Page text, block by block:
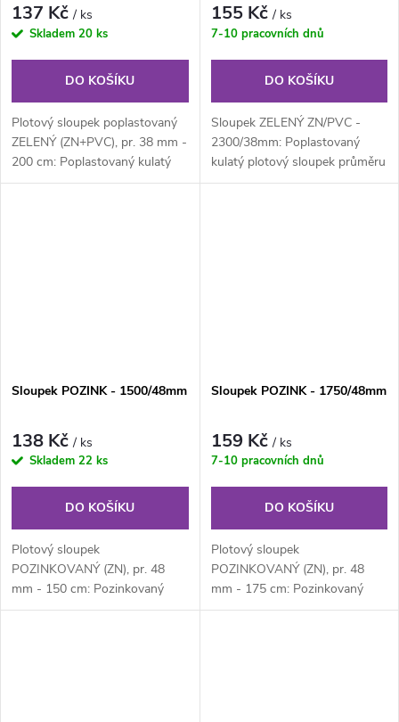
137 Kč/ ks
Skladem 20 ks
DO KOŠÍKU
Plotový sloupek poplastovaný
ZELENÝ (ZN+PVC), pr. 38 mm -
200 cm: Poplastovaný kulatý
plotový sloupek průměru 38
155 Kč/ ks
7-10 pracovních dnů
DO KOŠÍKU
Sloupek ZELENÝ ZN/PVC -
2300/38mm: Poplastovaný
kulatý plotový sloupek průměru
38 mm, výška 230 cm.
Sloupek POZINK - 1500/48mm
138 Kč/ ks
Skladem 22 ks
DO KOŠÍKU
Plotový sloupek
POZINKOVANÝ (ZN), pr. 48
mm - 150 cm: Pozinkovaný
kulatý plotový sloupek průměru
Sloupek POZINK - 1750/48mm
159 Kč/ ks
7-10 pracovních dnů
DO KOŠÍKU
Plotový sloupek
POZINKOVANÝ (ZN), pr. 48
mm - 175 cm: Pozinkovaný
kulatý plotový sloupek průměru